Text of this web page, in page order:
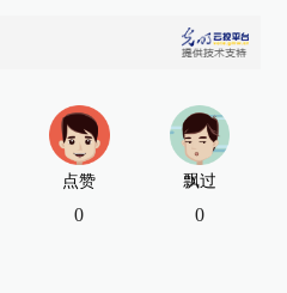
点赞
0
飘过
0